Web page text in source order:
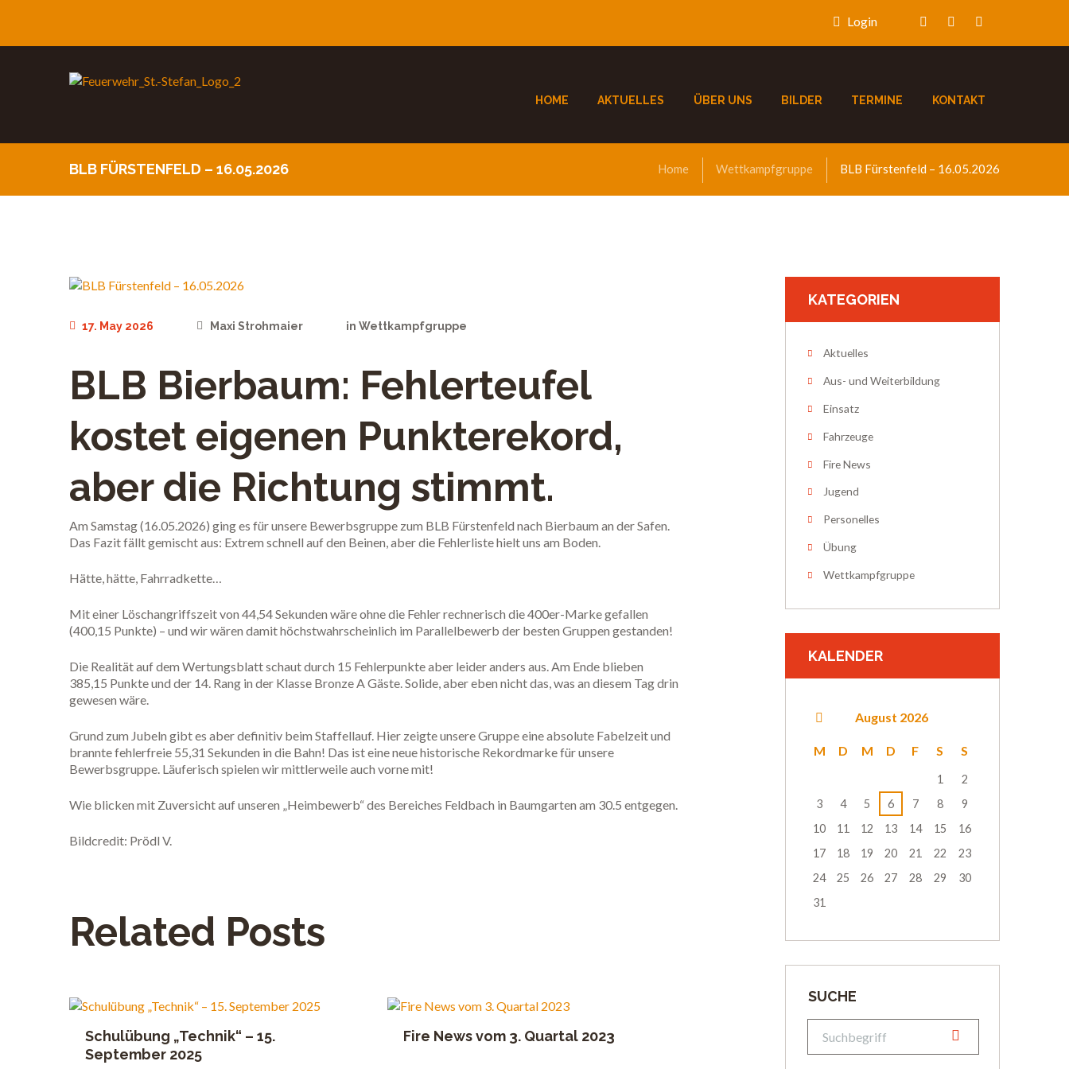
Login
HOME AKTUELLES ÜBER UNS BILDER TERMINE KONTAKT
BLB FÜRSTENFELD – 16.05.2026 Home Wettkampfgruppe BLB Fürstenfeld – 16.05.2026
17. May 2026 Maxi Strohmaier in Wettkampfgruppe
BLB Bierbaum: Fehlerteufel
kostet eigenen Punkterekord,
aber die Richtung stimmt.
Am Samstag (16.05.2026) ging es für unsere Bewerbsgruppe zum BLB Fürstenfeld nach Bierbaum an der Safen.
Das Fazit fällt gemischt aus: Extrem schnell auf den Beinen, aber die Fehlerliste hielt uns am Boden.
Hätte, hätte, Fahrradkette…
Mit einer Löschangriffszeit von 44,54 Sekunden wäre ohne die Fehler rechnerisch die 400er-Marke gefallen
(400,15 Punkte) – und wir wären damit höchstwahrscheinlich im Parallelbewerb der besten Gruppen gestanden!
Die Realität auf dem Wertungsblatt schaut durch 15 Fehlerpunkte aber leider anders aus. Am Ende blieben
385,15 Punkte und der 14. Rang in der Klasse Bronze A Gäste. Solide, aber eben nicht das, was an diesem Tag drin
gewesen wäre.
Grund zum Jubeln gibt es aber definitiv beim Staffellauf. Hier zeigte unsere Gruppe eine absolute Fabelzeit und
brannte fehlerfreie 55,31 Sekunden in die Bahn! Das ist eine neue historische Rekordmarke für unsere
Bewerbsgruppe. Läuferisch spielen wir mittlerweile auch vorne mit!
Wie blicken mit Zuversicht auf unseren „Heimbewerb“ des Bereiches Feldbach in Baumgarten am 30.5 entgegen.
Bildcredit: Prödl V.
Related Posts
Schulübung „Technik“ – 15.
September 2025
Fire News vom 3. Quartal 2023
KATEGORIEN
Aktuelles
Aus- und Weiterbildung
Einsatz
Fahrzeuge
Fire News
Jugend
Personelles
Übung
Wettkampfgruppe
KALENDER
August 2026
M D M D F S S
1
2
3
4 5 6 7 8
9
10
11 12 13 14 15
16
17
18 19 20 21 22
23
24
25 26 27 28 29
30
31
SUCHE